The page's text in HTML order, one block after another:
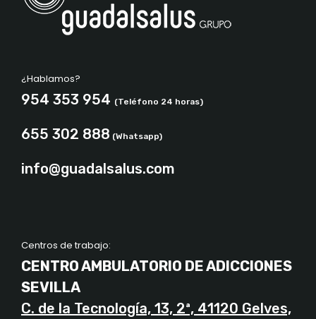
¿Hablamos?
954 353 954 (Teléfono 24 horas)
655 302 888 (Whatsapp)
info@guadalsalus.com
Centros de trabajo:
CENTRO AMBULATORIO DE ADICCIONES
SEVILLA
C. de la Tecnología, 13, 2ª, 41120 Gelves,